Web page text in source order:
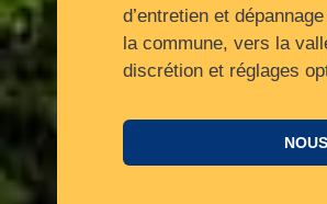
d’entretien et
la commune, vers la
discrétion et réglages